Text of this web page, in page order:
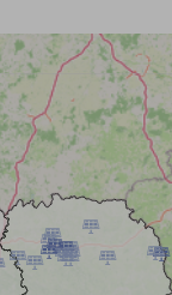
 

 










